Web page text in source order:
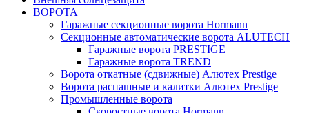
ВОРОТА
Гаражные секционные ворота Hormann
Секционные автоматические ворота ALUTECH
Гаражные ворота PRESTIGE
Гаражные ворота TREND
Ворота откатные (сдвижные) Алютех Prestige
Ворота распашные и калитки Алютех Prestige
Промышленные ворота